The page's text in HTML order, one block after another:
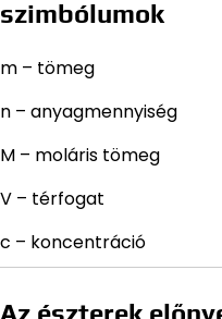
szimbólumok
m – tömeg
n – anyagmennyiség
M – moláris tömeg
V – térfogat
c – koncentráció
Az észterek